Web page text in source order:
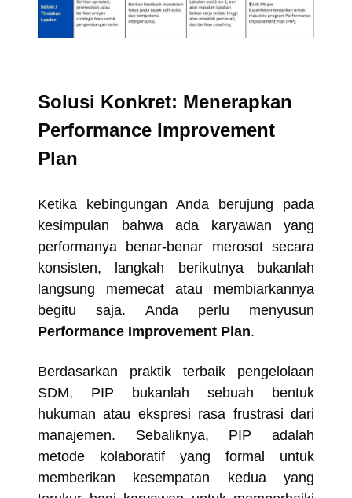
Solusi Konkret: Menerapkan
Performance Improvement
Plan
Ketika kebingungan Anda berujung pada
kesimpulan bahwa ada karyawan yang
performanya benar-benar merosot secara
konsisten, langkah berikutnya bukanlah
langsung memecat atau membiarkannya
begitu saja. Anda perlu menyusun
Performance Improvement Plan.
Berdasarkan praktik terbaik pengelolaan
SDM, PIP bukanlah sebuah bentuk
hukuman atau ekspresi rasa frustrasi dari
manajemen. Sebaliknya, PIP adalah
metode kolaboratif yang formal untuk
memberikan kesempatan kedua yang